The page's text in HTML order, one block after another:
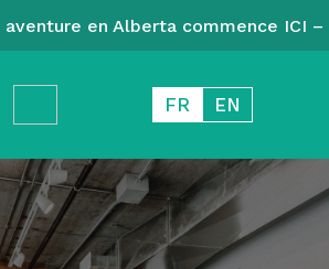
aventure en Alberta commence ICI
FR EN